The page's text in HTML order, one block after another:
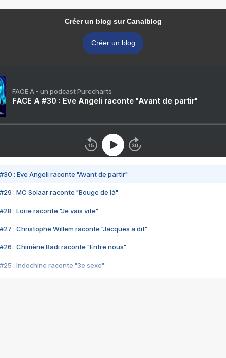
Créer un blog sur Canalblog
Créer un blog
FACE A - un podcast Purecharts
FACE A #30 : Eve Angeli raconte "Avant de partir"
#30 : Eve Angeli raconte "Avant de partir"
#29 : MC Solaar raconte "Bouge de là"
#28 : Lorie raconte "Je vais vite"
#27 : Christophe Willem raconte "Jacques a dit"
#26 : Chimène Badi raconte "Entre nous"
#25 : Indochine raconte "3e sexe"